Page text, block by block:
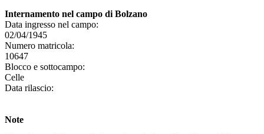
Internamento nel campo di Bolzano
Data ingresso nel campo:
02/04/1945
Numero matricola:
10647
Blocco e sottocampo:
Celle
Data rilascio:
Note